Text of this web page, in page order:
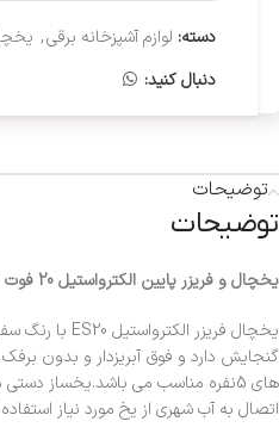
دسته: لوازم آشپزخانه برقی,
دنبال کنید:
توضیحات
توضیحات
یخچال و فریزر پایین الکترواستیل 20 فوت ES20 مدل Harmony سفید چرمی
گنجایش دارد و فوق آبریزدار و بدون
های 5نفره مناسب می باشد.یخساز
اتصال به آب شهری از یخ مورد نیاز